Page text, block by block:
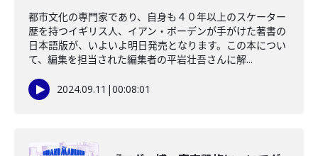
都市文化の専門家であり、自身も４０年以上のスケーター
歴を持つイギリス人、イアン・ボーデンが手がけた著書の
日本語版が、いよいよ明日発売となります。この本につい
て、編集を担当された編集者の平岩壮吾さんに解...
2024.09.11 |00:08:01